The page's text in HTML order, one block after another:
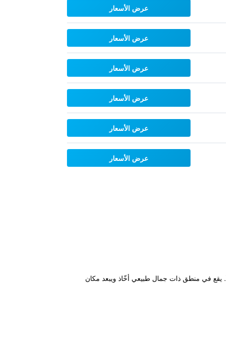
عرض الأسعار
عرض الأسعار
عرض الأسعار
عرض الأسعار
عرض الأسعار
عرض الأسعار
يُعتبر The Bear Hotel نزل تاريخي ويقع في مدينة Hungerford ذات الأسواق الساحرة في قلب شمال Wessex Downs. يقع في منطق ذات جمال طبيعي أخّاذ ويبعد مكان